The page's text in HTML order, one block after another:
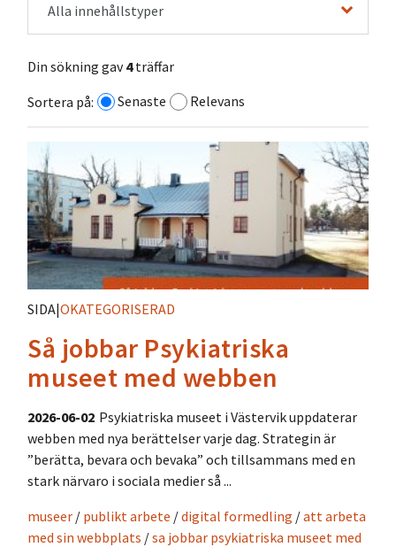
Alla innehållstyper
Din sökning gav4träffar
Sortera på:
Senaste Relevans
SIDA|OKATEGORISERAD
Så jobbar Psykiatriska
museet med webben
2026-06-02 Psykiatriska museet i Västervik uppdaterar
webben med nya berättelser varje dag. Strategin är
”berätta, bevara och bevaka” och tillsammans med en
stark närvaro i sociala medier så ...
museer / publikt arbete /digital formedling /att arbeta
med sin webbplats /sa jobbar psykiatriska museet med